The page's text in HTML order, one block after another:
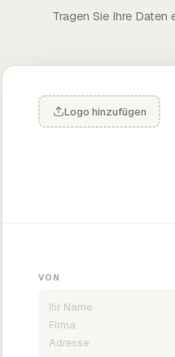
Tragen Sie Ihre
Logo hinzufügen
VON